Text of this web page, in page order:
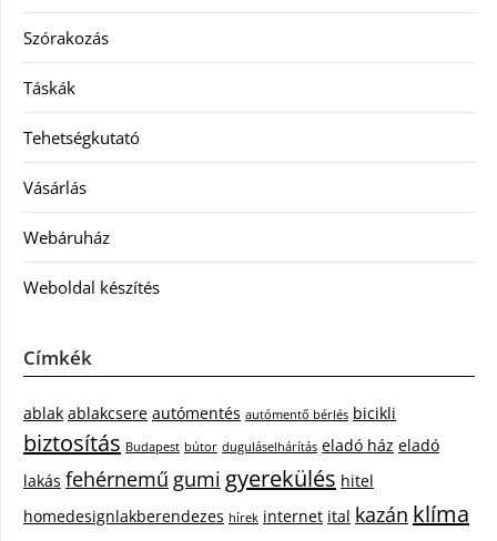
Szórakozás
Táskák
Tehetségkutató
Vásárlás
Webáruház
Weboldal készítés
Címkék
ablak ablakcsere autómentés autómentő bérlés bicikli
biztosítás Budapest bútor duguláselhárítás eladó ház eladó
lakás fehérnemű gumi gyerekülés hitel
homedesignlakberendezes hírek internet ital kazán klíma